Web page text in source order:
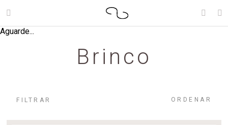
Aguarde...
Brinco
FILTRAR ORDENAR